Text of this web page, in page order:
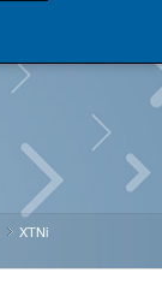
»
XTNi